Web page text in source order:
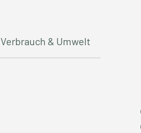
Verbrauch & Umwelt